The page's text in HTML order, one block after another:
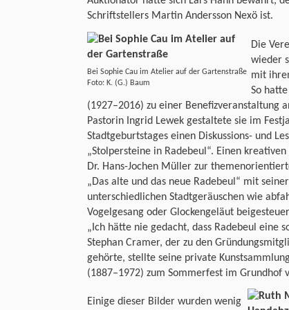
Schriftstellers Martin Andersson Nexö ist.
Bei Sophie Cau im Atelier auf der Gartenstraße
Foto: K. (G.) Baum
Die
wieder
mit
So
(1927–2016) zu einer Benefizveranstaltung
Pastorin Ingrid Lewek gestaltete sie im
Stadtgeburtstages einen Diskussions- und
„Stolpersteine in Radebeul“. Einen
Dr. Hans-Jochen Müller zur
„Das alte und das neue Radebeul“ mit
unterschiedlichen Stadtgeräuschen wie
Vogelgesang oder Glockengeläut
„Ich hätte nie gedacht, dass Radebeul eine
Stephan Cramer, der zu den
gehörte, stellte seine private
(1887–1972) zum Sommerfest im Grundhof
Einige dieser Bilder wurden wenig